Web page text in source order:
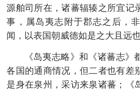
源舶司所在，诸蕃辐辏之所宜记
事，属岛夷志附于郡志之后，
闻，以表国朝威德如是之大且远
《岛夷志略》和《诸蕃志》
各国的通商情况，但二者也有差
是身在泉州，采访来泉诸蕃；《